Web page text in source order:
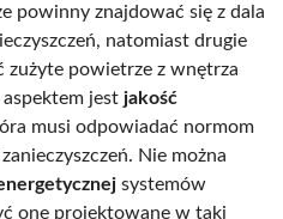
powinny znajdować się z dala
natomiast drugie
powietrze z wnętrza
jest jakość
musi odpowiadać normom
Nie można
systemów
one projektowane w taki